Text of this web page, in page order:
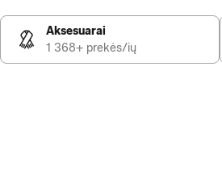
Aksesuarai
1 368+ prekės/ių